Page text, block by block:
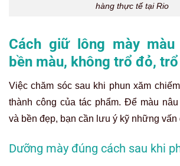
hàng thực tế tại Rio
Cách giữ lông mày màu
bền màu, không trổ đỏ,
Việc chăm sóc sau khi phun xăm
thành công của tác phẩm. Để màu
và bền đẹp, bạn cần lưu ý kỹ những vấn
Dưỡng mày đúng cách sau khi